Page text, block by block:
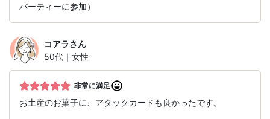
パーティーに参加）
コアラさん
50代｜女性
非常に満足
お土産のお菓子に、アタックカードも良かったです。